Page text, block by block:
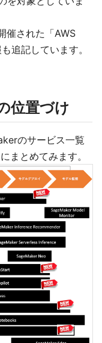
催された「AWS
追記しています。
位置づけ
のサービス一覧
まとめてみます。